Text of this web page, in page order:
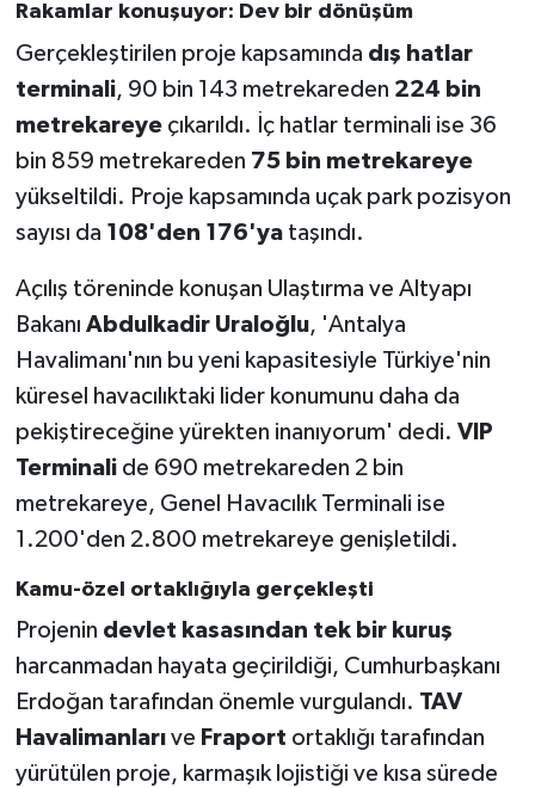
Rakamlar konuşuyor: Dev bir dönüşüm
Gerçekleştirilen proje kapsamında dış hatlar
terminali, 90 bin 143 metrekareden 224 bin
metrekareyeçıkarıldı. İç hatlar terminali ise 36
bin 859 metrekareden 75 bin metrekareye
yükseltildi. Proje kapsamında uçak park pozisyon
sayısı da 108'den 176'yataşındı.
Açılış töreninde konuşan Ulaştırma ve Altyapı
Bakanı Abdulkadir Uraloğlu, 'Antalya
Havalimanı'nın bu yeni kapasitesiyle Türkiye'nin
küresel havacılıktaki lider konumunu daha da
pekiştireceğine yürekten inanıyorum' dedi. VIP
Terminalide 690 metrekareden 2 bin
metrekareye, Genel Havacılık Terminali ise
1.200'den 2.800 metrekareye genişletildi.
Kamu-özel ortaklığıyla gerçekleşti
Projenin devlet kasasından tek bir kuruş
harcanmadan hayata geçirildiği, Cumhurbaşkanı
Erdoğan tarafından önemle vurgulandı. TAV
Havalimanlarıve Fraport ortaklığı tarafından
yürütülen proje, karmaşık lojistiği ve kısa sürede